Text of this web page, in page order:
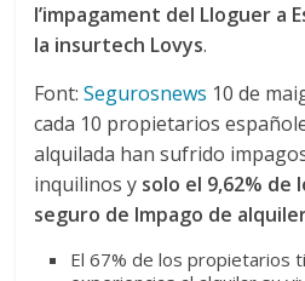
l’impagament del Lloguer a
la insurtech Lovys.
Font:Segurosnews 10 de
cada 10 propietarios
alquilada han sufrido
inquilinos y solo el 9,62% de
seguro de Impago de
El 67% de los propietarios